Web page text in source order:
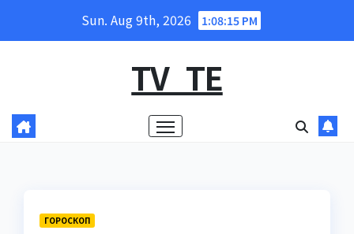
Sun. Aug 9th, 2026 1:08:16 PM
TV_TE
ГОРОСКОП